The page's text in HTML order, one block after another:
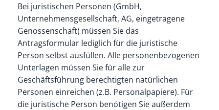
Bei juristischen Personen (GmbH,
Unternehmensgesellschaft, AG, eingetragene
Genossenschaft) müssen Sie das
Antragsformular lediglich für die juristische
Person selbst ausfüllen. Alle personenbezogenen
Unterlagen müssen Sie für alle zur
Geschäftsführung berechtigten natürlichen
Personen einreichen (z.B. Personalpapiere). Für
die juristische Person benötigen Sie außerdem